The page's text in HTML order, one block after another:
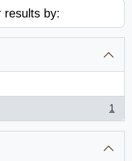
results by:
1